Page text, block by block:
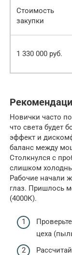
Стоимость
закупки
1 330 000 руб.
Новички часто
что света будет
эффект и
баланс между
Столкнулся с
слишком
Рабочие начали
глаз. Пришлось
(4000К).
цеха